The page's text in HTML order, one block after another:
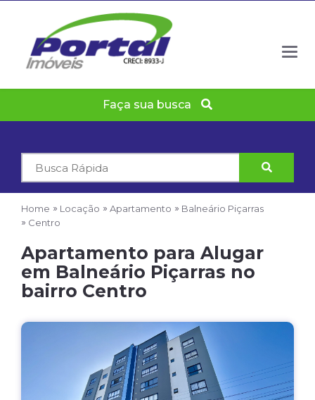
Faça sua busca
Home Locação Apartamento
Balneário Piçarras
Centro
Apartamento para Alugar
em Balneário Piçarras no
bairro Centro